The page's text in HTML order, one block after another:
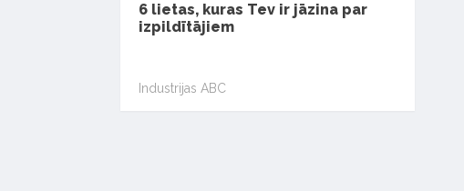
6 lietas, kuras Tev ir jāzina par
izpildītājiem
Industrijas ABC